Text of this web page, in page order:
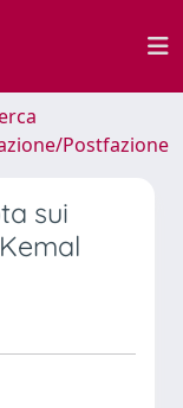
Postfazione
sui